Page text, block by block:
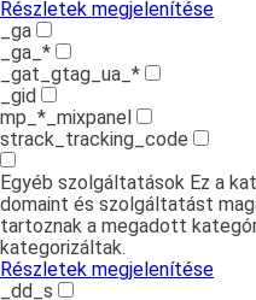
Részletek megjelenítése
_ga
_ga_*
_gat_gtag_ua_*
_gid
mp_*_mixpanel
strack_tracking_code
Egyéb szolgáltatások Ez a
domaint és szolgáltatást
tartoznak a megadott
kategorizáltak.
Részletek megjelenítése
_dd_s